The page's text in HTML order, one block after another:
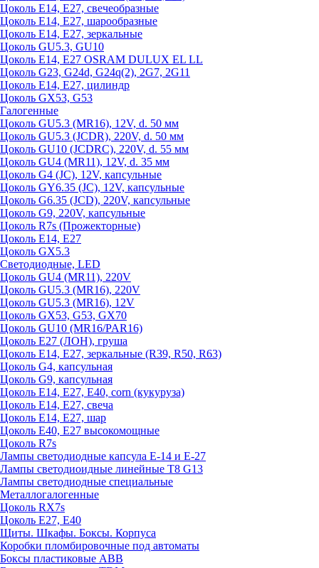
Цоколь Е14, Е27, свечеобразные
Цоколь Е14, Е27, шарообразные
Цоколь Е14, Е27, зеркальные
Цоколь GU5.3, GU10
Цоколь Е14, Е27 OSRAM DULUX EL LL
Цоколь G23, G24d, G24q(2), 2G7, 2G11
Цоколь Е14, Е27, цилиндр
Цоколь GX53, G53
Галогенные
Цоколь GU5.3 (MR16), 12V, d. 50 мм
Цоколь GU5.3 (JCDR), 220V, d. 50 мм
Цоколь GU10 (JCDRC), 220V, d. 55 мм
Цоколь GU4 (MR11), 12V, d. 35 мм
Цоколь G4 (JC), 12V, капсульные
Цоколь GY6.35 (JC), 12V, капсульные
Цоколь G6.35 (JCD), 220V, капсульные
Цоколь G9, 220V, капсульные
Цоколь R7s (Прожекторные)
Цоколь E14, E27
Цоколь GX5.3
Светодиодные, LED
Цоколь GU4 (MR11), 220V
Цоколь GU5.3 (MR16), 220V
Цоколь GU5.3 (MR16), 12V
Цоколь GX53, G53, GX70
Цоколь GU10 (MR16/PAR16)
Цоколь Е27 (ЛОН), груша
Цоколь Е14, Е27, зеркальные (R39, R50, R63)
Цоколь G4, капсульная
Цоколь G9, капсульная
Цоколь Е14, Е27, Е40, corn (кукуруза)
Цоколь Е14, Е27, свеча
Цоколь Е14, Е27, шар
Цоколь Е40, Е27 высокомощные
Цоколь R7s
Лампы светодиодные капсула Е-14 и Е-27
Лампы светодиоидные линейные T8 G13
Лампы светодиодные специальные
Металлогалогенные
Цоколь RX7s
Цоколь Е27, E40
Щиты. Шкафы. Боксы. Корпуса
Коробки пломбировочные под автоматы
Боксы пластиковые ABB